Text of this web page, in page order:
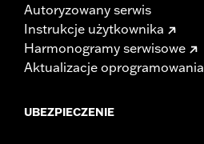
Autoryzowany serwis
Instrukcje użytkownika
Harmonogramy serwisowe
Aktualizacje oprogramowania
UBEZPIECZENIE